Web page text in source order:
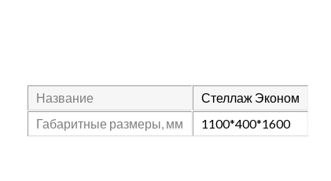
Название
Стеллаж Эконом
Габаритные размеры, мм
1100*400*1600